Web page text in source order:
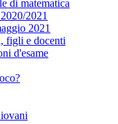
di matematica
2021
2021
figli e docenti
d'esame